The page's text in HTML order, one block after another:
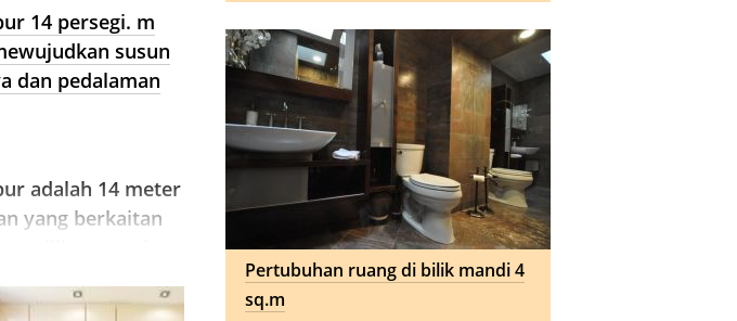
14 persegi. m
susun
dan pedalaman
adalah 14 meter
yang berkaitan
susun atur
Pertubuhan ruang di bilik mandi 4
sq.m